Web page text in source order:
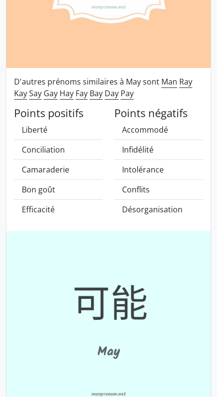
D'autres prénoms similaires à May sont Man Ray
KaySay Gay Hay Fay Bay Day Pay
Points positifs
Liberté
Conciliation
Camaraderie
Bon goût
Efficacité
Points négatifs
Accommodé
Infidélité
Intolérance
Conflits
Désorganisation